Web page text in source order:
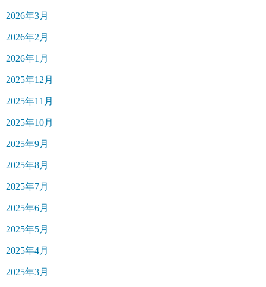
2026年3月
2026年2月
2026年1月
2025年12月
2025年11月
2025年10月
2025年9月
2025年8月
2025年7月
2025年6月
2025年5月
2025年4月
2025年3月